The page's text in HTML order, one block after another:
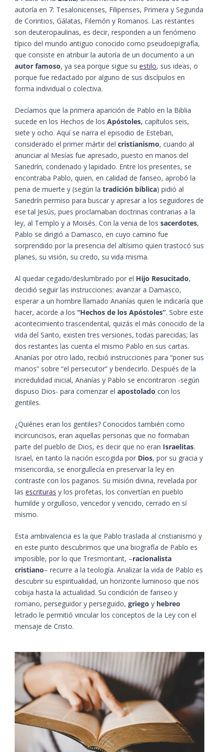
autoría en 7: Tesalonicenses, Filipenses, Primera y Segunda
de Corintios, Gálatas, Filemón y Romanos. Las restantes
son deuteropaulinas, es decir, responden a un fenómeno
típico del mundo antiguo conocido como pseudoepigrafía,
que consiste en atribuir la autoría de un documento a un
autor famoso, ya sea porque sigue su estilo, sus ideas, o
porque fue redactado por alguno de sus discípulos en
forma individual o colectiva.
Decíamos que la primera aparición de Pablo en la Biblia
sucede en los Hechos de los Apóstoles, capítulos seis,
siete y ocho. Aquí se narra el episodio de Esteban,
considerado el primer mártir del cristianismo, cuando al
anunciar al Mesías fue apresado, puesto en manos del
Sanedrín, condenado y lapidado. Entre los presentes, se
encontraba Pablo, quien, en calidad de fariseo, aprobó la
pena de muerte y (según la tradición bíblica) pidió al
Sanedrín permiso para buscar y apresar a los seguidores de
ese tal Jesús, pues proclamaban doctrinas contrarias a la
ley, al Templo y a Moisés. Con la venia de los sacerdotes,
Pablo se dirigió a Damasco, en cuyo camino fue
sorprendido por la presencia del altísimo quien trastocó sus
planes, su visión, su credo, su vida misma.
Al quedar cegado/deslumbrado por el Hijo Resucitado,
decidió seguir las instrucciones: avanzar a Damasco,
esperar a un hombre llamado Ananías quien le indicaría que
hacer, acorde a los “Hechos de los Apóstoles”. Sobre este
acontecimiento trascendental, quizás el más conocido de la
vida del Santo, existen tres versiones, todas parecidas; las
dos restantes las cuenta el mismo Pablo en sus cartas.
Ananías por otro lado, recibió instrucciones para “poner sus
manos” sobre “el persecutor” y bendecirlo. Después de la
incredulidad inicial, Ananías y Pablo se encontraron -según
dispuso Dios- para comenzar el apostolado con los
gentiles.
¿Quiénes eran los gentiles? Conocidos también como
incircuncisos, eran aquellas personas que no formaban
parte del pueblo de Dios, es decir que no eran Israelitas.
Israel, en tanto la nación escogida por Dios, por su gracia y
misericordia, se enorgullecía en preservar la ley en
contraste con los paganos. Su misión divina, revelada por
las escrituras y los profetas, los convertían en pueblo
humilde y orgulloso, vencedor y vencido, cerrado en sí
mismo.
Esta ambivalencia es la que Pablo traslada al cristianismo y
en este punto descubrimos que una biografía de Pablo es
imposible, por lo que Tresmontant, –racionalista
cristiano– recurre a la teología. Analizar la vida de Pablo es
descubrir su espiritualidad, un horizonte luminoso que nos
cobija hasta la actualidad. Su condición de fariseo y
romano, perseguidor y perseguido, griego y hebreo
letrado le permitió vincular los conceptos de la Ley con el
mensaje de Cristo.